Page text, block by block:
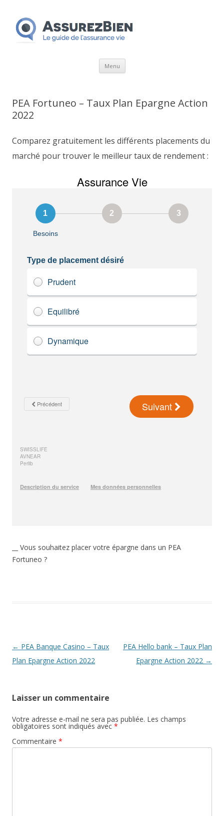
Menu Aller
PEA Fortuneo – Taux Plan Epargne Action
2022
Comparez gratuitement les différents placements du
marché pour trouver le meilleur taux de rendement :
__ Vous souhaitez placer votre épargne dans un PEA
Fortuneo ?
Navigation
des
← PEA Banque Casino – Taux
Plan Epargne Action 2022
PEA Hello bank – Taux Plan
Epargne Action 2022 →
Laisser un commentaire
Votre adresse e-mail ne sera pas publiée. Les champs
obligatoires sont indiqués avec *
Commentaire *